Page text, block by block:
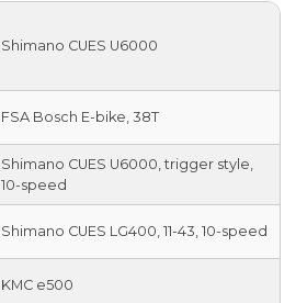
Shimano CUES U6000
FSA Bosch E-bike, 38T
Shimano CUES U6000, trigger style,
10-speed
Shimano CUES LG400, 11-43, 10-speed
KMC e500